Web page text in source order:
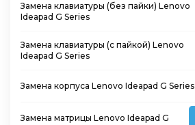
Замена клавиатуры (без пайки) Lenovo
Ideapad G Series
Замена клавиатуры (с пайкой) Lenovo
Ideapad G Series
Замена корпуса Lenovo Ideapad G Series
Замена матрицы Lenovo Ideapad G